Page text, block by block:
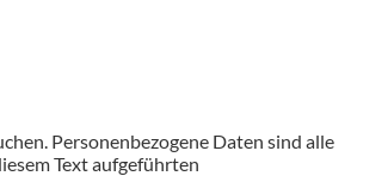
Personenbezogene Daten sind alle
Text aufgeführten